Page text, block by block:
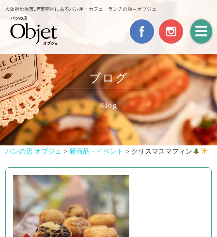
大阪府松原市,堺市南区にあるパン屋・カフェ・ランチの店～オブジェ
ブログ
Blog
パンの店 オブジェ > 新商品・イベント > クリスマスマフィン